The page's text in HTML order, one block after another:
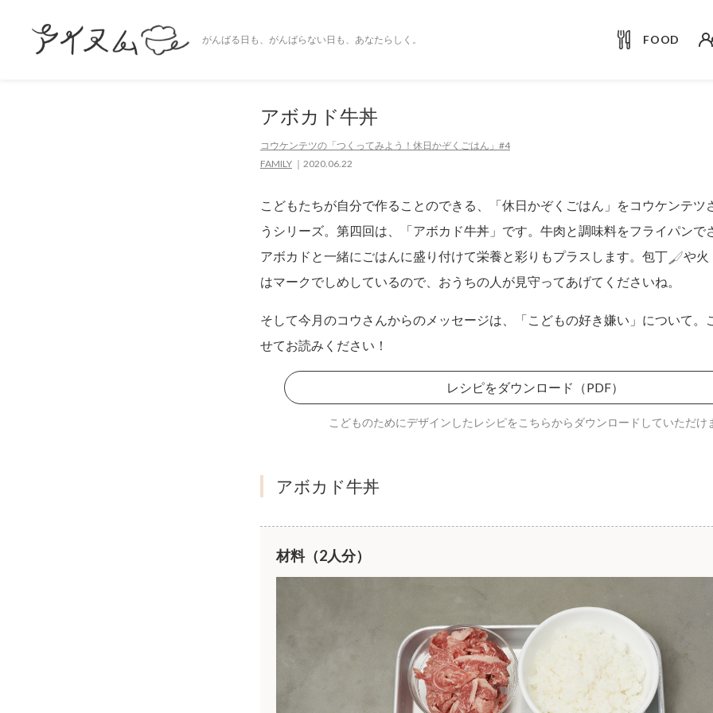
がんばる日も、がんばらない日も、あなたらしく。 FOOD
アボカド牛丼
コウケンテツの「つくってみよう！休日かぞくごはん」#4
FAMILY
2020.06.22
こどもたちが自分で作ることのできる、「休日かぞくごはん」をコウケンテツ
うシリーズ。第四回は、「アボカド牛丼」です。牛肉と調味料をフライパンで
アボカドと一緒にごはんに盛り付けて栄養と彩りもプラスします。包丁
や火
はマークでしめしているので、おうちの人が見守ってあげてくださいね。
そして今月のコウさんからのメッセージは、「こどもの好き嫌い」について。
せてお読みください！
レシピをダウンロード（PDF）
こどものためにデザインしたレシピをこちらからダウンロードしていただけ
アボカド牛丼
材料（2人分）